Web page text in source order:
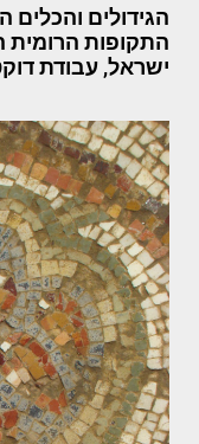
הגידולים
התקופות הרומית
ישראל, עבודת דוקטור 2014, ד"ר